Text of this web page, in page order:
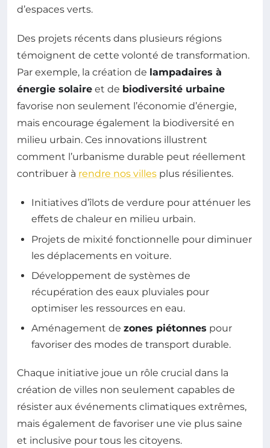
d’espaces verts.
Des projets récents dans plusieurs régions
témoignent de cette volonté de transformation.
Par exemple, la création de lampadaires à
énergie solaire et de biodiversité urbaine
favorise non seulement l’économie d’énergie,
mais encourage également la biodiversité en
milieu urbain. Ces innovations illustrent
comment l’urbanisme durable peut réellement
contribuer à rendre nos villes plus résilientes.
Initiatives d’îlots de verdure pour atténuer les
effets de chaleur en milieu urbain.
Projets de mixité fonctionnelle pour diminuer
les déplacements en voiture.
Développement de systèmes de
récupération des eaux pluviales pour
optimiser les ressources en eau.
Aménagement de zones piétonnes pour
favoriser des modes de transport durable.
Chaque initiative joue un rôle crucial dans la
création de villes non seulement capables de
résister aux événements climatiques extrêmes,
mais également de favoriser une vie plus saine
et inclusive pour tous les citoyens.